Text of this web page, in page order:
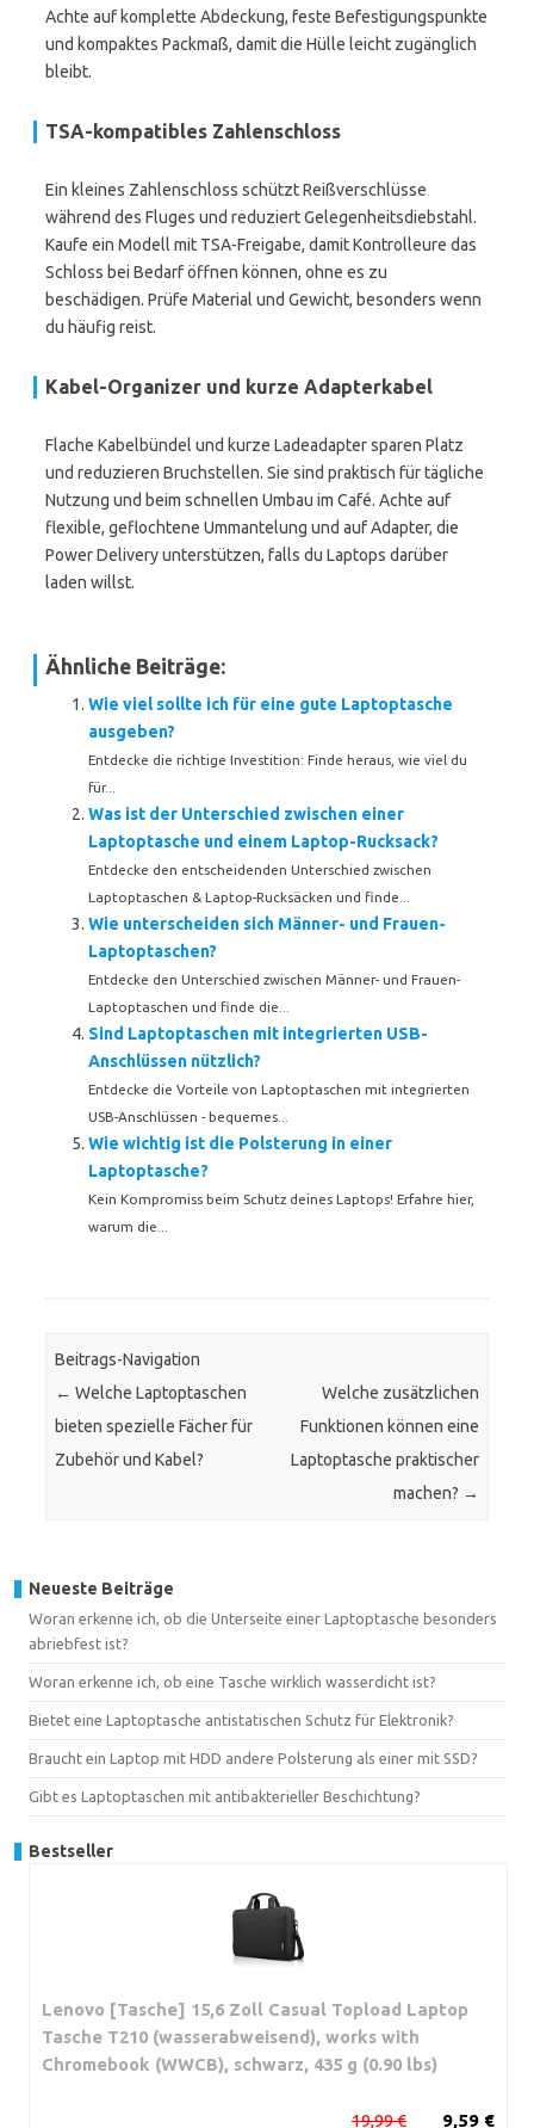
Achte auf komplette Abdeckung, feste Befestigungspunkte
und kompaktes Packmaß, damit die Hülle leicht zugänglich
bleibt.
TSA-kompatibles Zahlenschloss
Ein kleines Zahlenschloss schützt Reißverschlüsse
während des Fluges und reduziert Gelegenheitsdiebstahl.
Kaufe ein Modell mit TSA-Freigabe, damit Kontrolleure das
Schloss bei Bedarf öffnen können, ohne es zu
beschädigen. Prüfe Material und Gewicht, besonders wenn
du häufig reist.
Kabel-Organizer und kurze Adapterkabel
Flache Kabelbündel und kurze Ladeadapter sparen Platz
und reduzieren Bruchstellen. Sie sind praktisch für tägliche
Nutzung und beim schnellen Umbau im Café. Achte auf
flexible, geflochtene Ummantelung und auf Adapter, die
Power Delivery unterstützen, falls du Laptops darüber
laden willst.
Ähnliche Beiträge:
Wie viel sollte ich für eine gute Laptoptasche
ausgeben?
Entdecke die richtige Investition: Finde heraus, wie viel du
für...
Was ist der Unterschied zwischen einer
Laptoptasche und einem Laptop-Rucksack?
Entdecke den entscheidenden Unterschied zwischen
Laptoptaschen & Laptop-Rucksäcken und finde...
Wie unterscheiden sich Männer- und Frauen-
Laptoptaschen?
Entdecke den Unterschied zwischen Männer- und Frauen-
Laptoptaschen und finde die...
Sind Laptoptaschen mit integrierten USB-
Anschlüssen nützlich?
Entdecke die Vorteile von Laptoptaschen mit integrierten
USB-Anschlüssen - bequemes...
Wie wichtig ist die Polsterung in einer
Laptoptasche?
Kein Kompromiss beim Schutz deines Laptops! Erfahre hier,
warum die...
Beitrags-Navigation
← Welche Laptoptaschen
bieten spezielle Fächer für
Zubehör und Kabel?
Welche zusätzlichen
Funktionen können eine
Laptoptasche praktischer
machen? →
Neueste Beiträge
Woran erkenne ich, ob die Unterseite einer Laptoptasche besonders
abriebfest ist?
Woran erkenne ich, ob eine Tasche wirklich wasserdicht ist?
Bietet eine Laptoptasche antistatischen Schutz für Elektronik?
Braucht ein Laptop mit HDD andere Polsterung als einer mit SSD?
Gibt es Laptoptaschen mit antibakterieller Beschichtung?
Bestseller
Lenovo [Tasche] 15,6 Zoll Casual Topload Laptop
Tasche T210 (wasserabweisend), works with
Chromebook (WWCB), schwarz, 435 g (0.90 lbs)
9,59 €
19,99 €